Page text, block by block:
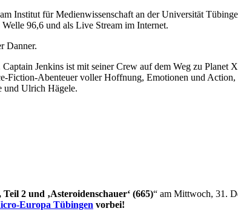
Institut für Medienwissenschaft an der Universität
96,6 und als Live Stream im Internet.
Danner.
Jenkins ist mit seiner Crew auf dem Weg zu Planet
Fiction-Abenteuer voller Hoffnung, Emotionen und Action,
und Ulrich Hägele.
2 und ‚Asteroidenschauer‘ (665)“ am Mittwoch, 31.
Europa Tübingen vorbei!